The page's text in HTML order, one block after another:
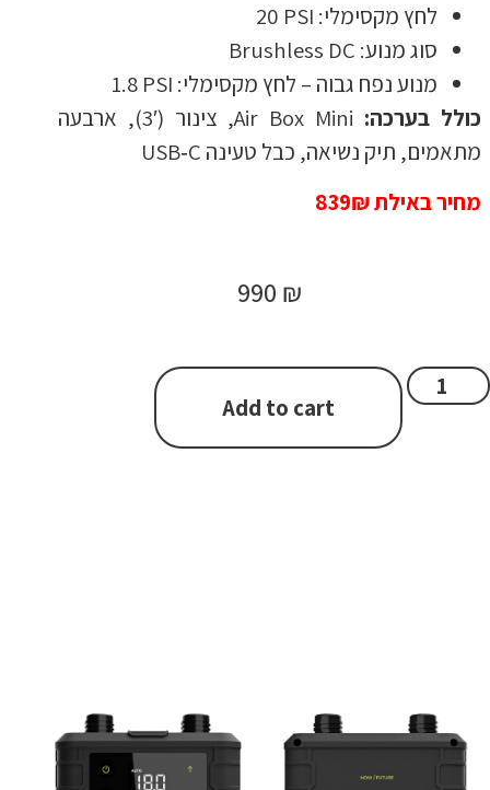
לחץ מקסימלי: ‎20 PSI
סוג מנוע: Brushless DC
מנוע נפח גבוה – לחץ מקסימלי: ‎1.8 PSI
כולל בערכה:
Air Box Mini, צינור (3′), ארבעה
מתאמים, תיק נשיאה, כבל טעינה USB‑C
מחיר באילת 839₪
990 ₪
Add to cart